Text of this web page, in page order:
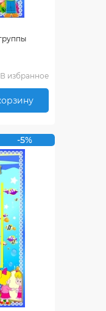
В избранное
-5%